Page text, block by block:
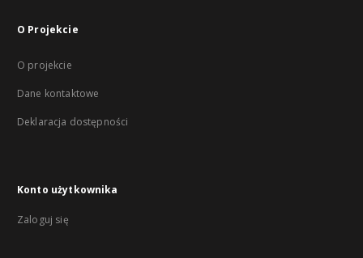
O Projekcie
O projekcie
Dane kontaktowe
Deklaracja dostępności
Konto użytkownika
Zaloguj się